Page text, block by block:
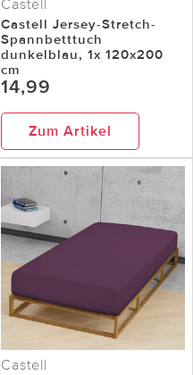
Castell
Castell Jersey-Stretch-
Spannbetttuch
dunkelblau, 1x 120x200
cm
14,99
Zum Artikel
Castell